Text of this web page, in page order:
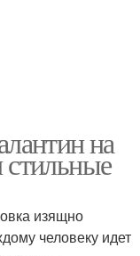
на
стильные
изящно
человеку идет